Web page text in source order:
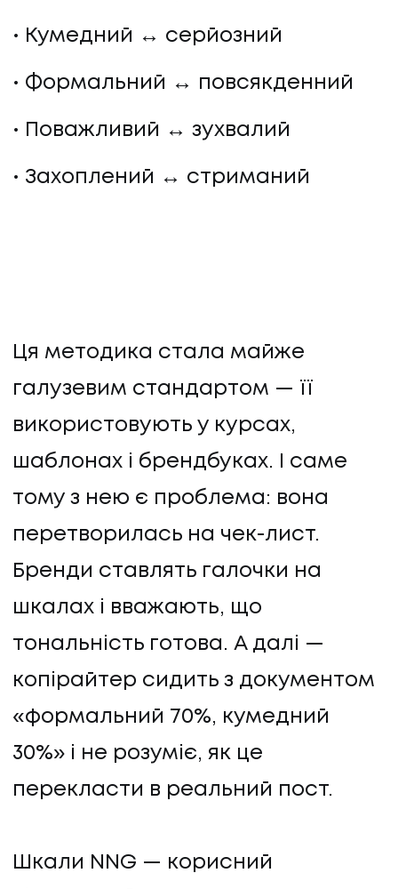
Кумедний ↔ серйозний
Формальний ↔ повсякденний
Поважливий ↔ зухвалий
Захоплений ↔ стриманий
Ця методика стала майже
галузевим стандартом — її
використовують у курсах,
шаблонах і брендбуках. І саме
тому з нею є проблема: вона
перетворилась на чек-лист.
Бренди ставлять галочки на
шкалах і вважають, що
тональність готова. А далі —
копірайтер сидить з документом
«формальний 70%, кумедний
30%» і не розуміє, як це
перекласти в реальний пост.
Шкали NNG — корисний